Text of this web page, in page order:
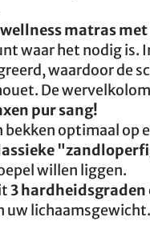
wellness matras met
waar het nodig is.
waardoor de
De
pur sang!
optimaal op
willen liggen.
3 hardheidsgraden
uw lichaamsgewicht.